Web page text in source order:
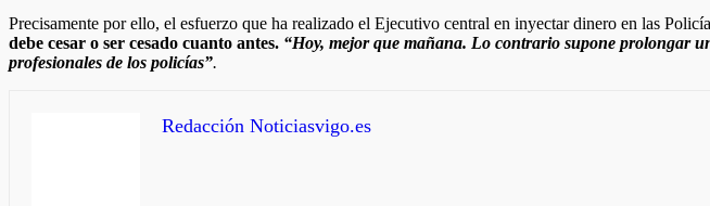
Precisamente por ello, el esfuerzo que ha realizado el Ejecutivo central en inyectar dinero en las
debe cesar o ser cesado cuanto antes. “Hoy, mejor que mañana. Lo contrario supone prolongar
profesionales de los policías”.
Redacción Noticiasvigo.es